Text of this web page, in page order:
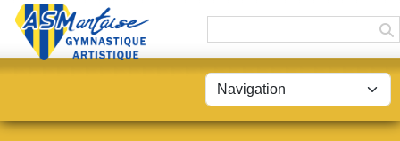
Panneau de gestion des cookies